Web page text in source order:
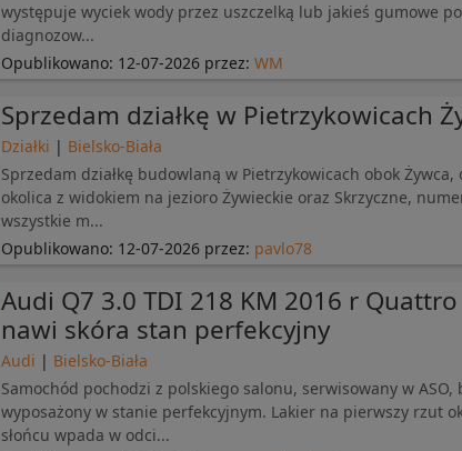
występuje wyciek wody przez uszczelką lub jakieś gumowe
diagnozow...
Opublikowano: 12-07-2026 przez:WM
Sprzedam działkę w Pietrzykowicach
Działki | Bielsko-Biała
Sprzedam działkę budowlaną w Pietrzykowicach obok
okolica z widokiem na jezioro Żywieckie oraz Skrzyczne,
wszystkie m...
Opublikowano: 12-07-2026 przez: pavlo78
Audi Q7 3.0 TDI 218 KM 2016 r
nawi skóra stan perfekcyjny
Audi | Bielsko-Biała
Samochód pochodzi z polskiego salonu, serwisowany w
wyposażony w stanie perfekcyjnym. Lakier na pierwszy rzut
słońcu wpada w odci...